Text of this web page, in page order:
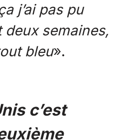
j’ai pas pu
semaines,
bleu».
c’est